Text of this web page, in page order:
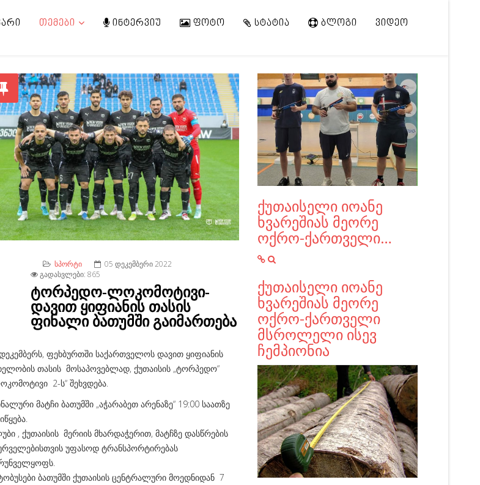
ᲗᲔᲛᲔᲑᲘ ᲘᲜᲢᲔᲠᲕᲘᲣ ᲤᲝᲢᲝ ᲡᲢᲐᲢᲘᲐ ᲑᲚᲝᲒᲘ ᲕᲘᲓᲔᲝ
ᲡᲞᲝᲠᲢᲘ
05 ᲓᲔᲙᲔᲛᲑᲔᲠᲘ 2022
ᲒᲐᲓᲐᲡᲕᲚᲔᲑᲘ: 865
ტორპედო-ლოკომოტივი-
დავით ყიფიანის თასის
ფინალი ბათუმში გაიმართება
ფეხბურთში საქართველოს დავით ყიფიანის
თასის მოსაპოვებლად, ქუთაისის „ტორპედო“
2-ს“ შეხვდება.
მატჩი ბათუმში „აჭარაბეთ არენაზე“ 19:00 საათზე
, ქუთაისის მერიის მხარდაჭერით, მატჩზე დასწრების
უფასოდ ტრანსპორტირებას
ბათუმში ქუთაისის ცენტრალური მოედნიდან 7
ქუთაისელი იოანე
ხვარეშიას მეორე
ოქრო-ქართველი…
ქუთაისელი იოანე
ხვარეშიას მეორე
ოქრო-ქართველი
მსროლელი ისევ
ჩემპიონია